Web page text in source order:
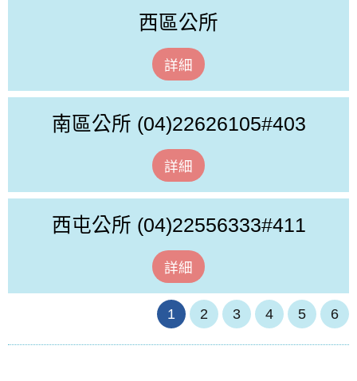
西區公所
詳細
南區公所 (04)22626105#403
詳細
西屯公所 (04)22556333#411
詳細
1 2 3 4 5 6